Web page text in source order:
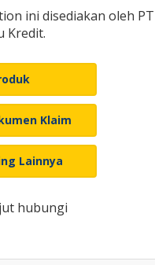
ini disediakan oleh
Kredit.
Klaim
Lainnya
hubungi